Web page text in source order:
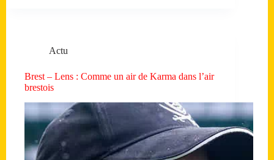
Actu
Brest – Lens : Comme un air de Karma dans l’air
brestois